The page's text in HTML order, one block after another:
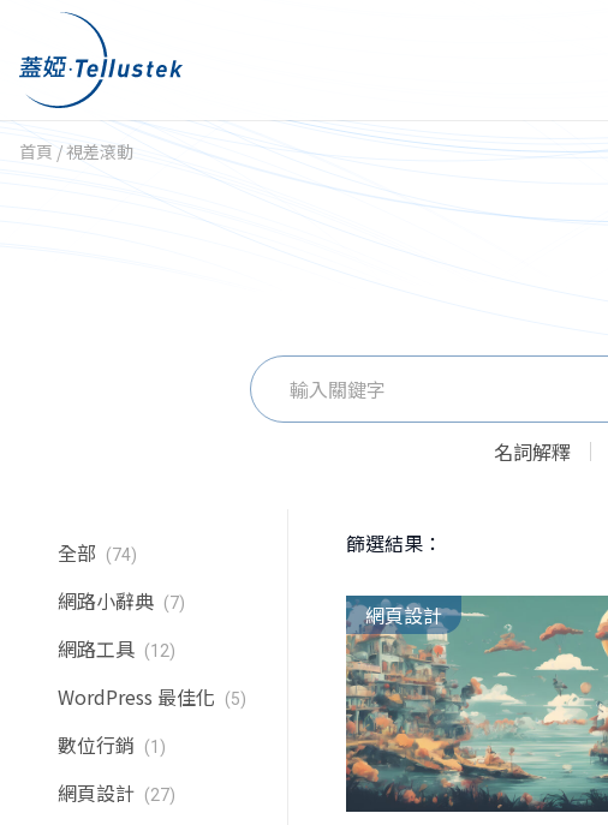
首頁 /視差滾動
搜
尋
關
名詞解釋
全部 (74)
網路小辭典 (7)
網路工具 (12)
WordPress 最佳化 (5)
數位行銷 (1)
網頁設計 (27)
篩選結果：
網頁設計